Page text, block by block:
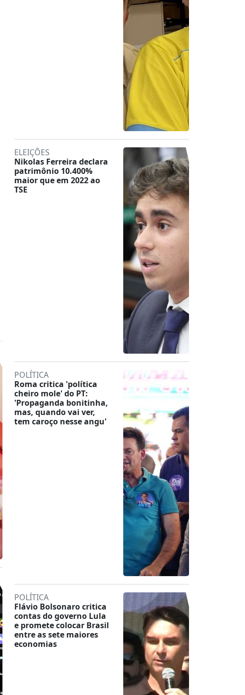
ELEIÇÕES
Nikolas Ferreira declara
patrimônio 10.400%
maior que em 2022 ao
TSE
POLÍTICA
Roma critica 'política
cheiro mole' do PT:
'Propaganda bonitinha,
mas, quando vai ver,
tem caroço nesse angu'
POLÍTICA
Flávio Bolsonaro critica
contas do governo Lula
e promete colocar Brasil
entre as sete maiores
economias